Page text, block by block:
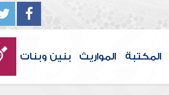
المكتبة المواريث بنين وبنات